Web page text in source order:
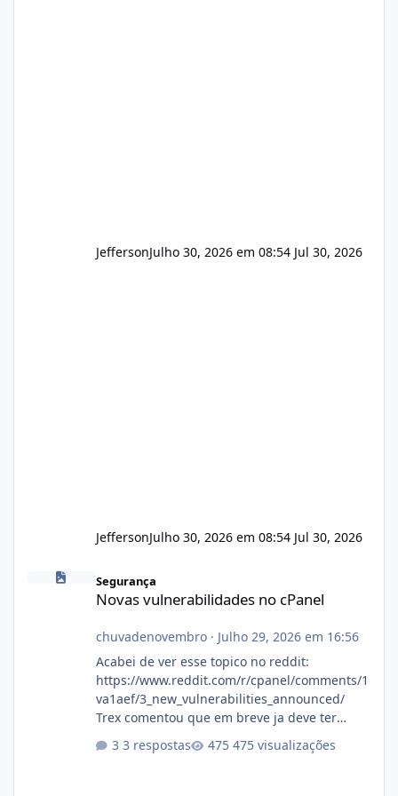
JeffersonJulho 30, 2026 em 08:54 Jul 30, 2026
JeffersonJulho 30, 2026 em 08:54 Jul 30, 2026
Novas vulnerabilidades no cPanel
Segurança
Novas vulnerabilidades no cPanel
chuvadenovembro· Julho 29, 2026 em 16:56
Acabei de ver esse topico no reddit:
https://www.reddit.com/r/cpanel/comments/1
va1aef/3_new_vulnerabilities_announced/
Trex comentou que em breve ja deve ter
3 respostas 475 visualizações